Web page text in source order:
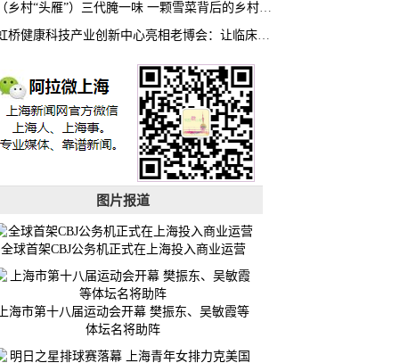
（乡村“头雁”）三代腌一味 一颗雪菜背后的乡村致富经
虹桥健康科技产业创新中心亮相老博会：让临床“需求”定义银发经济新生态
图片报道
全球首架CBJ公务机正式在上海投入商业运营
上海市第十八届运动会开幕 樊振东、吴敏霞等
体坛名将助阵